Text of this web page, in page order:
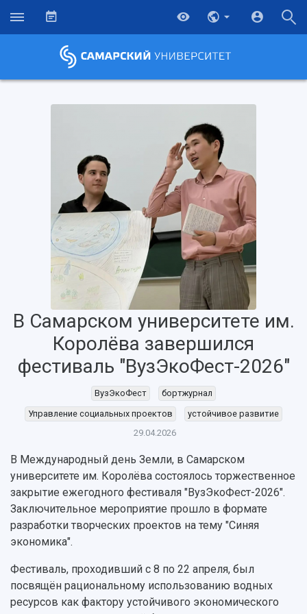
Об университете
Рейтинги
Руководство
Наблюдательный совет
Попечительский совет
Ученый совет
Кадровый резерв
Новости
Объявления
События
СМИ об университете
Пресс-центр
Газета "Самарский университет"
Мы в соцсетях
Образование
Почему я выбираю Самарский университет?
Бакалавриат и специалитет
Магистратура
Аспирантура
Формы обучения
Учебные планы
Дополнительное образование
Институты и факультеты
Образовательные программы
Научно-исследовательская деятельность
Основные научные направления
Диссертационные советы
Подготовка научных кадров
Конкурс на замещение должностей научных
работников
Научно-технический совет
Аспирантура и докторантура
В Самарском университете им.
Королёва завершился
фестиваль "ВузЭкоФест-2026"
ВузЭкоФест
бортжурнал
Управление социальных проектов
устойчивое развитие
29.04.2026
В Международный день Земли, в Самарском
университете им. Королёва состоялось торжественное
закрытие ежегодного фестиваля "ВузЭкоФест-2026".
Заключительное мероприятие прошло в формате
разработки творческих проектов на тему "Синяя
экономика".
Фестиваль, проходивший с 8 по 22 апреля, был
посвящён рациональному использованию водных
ресурсов как фактору устойчивого экономического